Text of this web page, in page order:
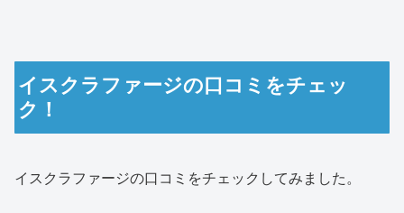
イスクラファージの口コミをチェッ
ク！
イスクラファージの口コミをチェックしてみました。